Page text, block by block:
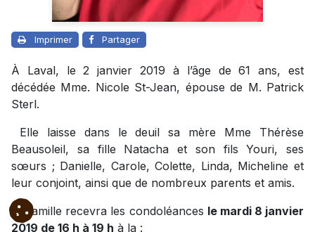
Imprimer Partager
À Laval, le 2 janvier 2019 à l’âge de 61 ans, est
décédée Mme. Nicole St-Jean, épouse de M. Patrick
Sterl.
Elle laisse dans le deuil sa mère Mme Thérèse
Beausoleil, sa fille Natacha et son fils Youri, ses
sœurs ; Danielle, Carole, Colette, Linda, Micheline et
leur conjoint, ainsi que de nombreux parents et amis.
La famille recevra les condoléances le mardi 8 janvier
2019 de 16 h à 19 h à la :